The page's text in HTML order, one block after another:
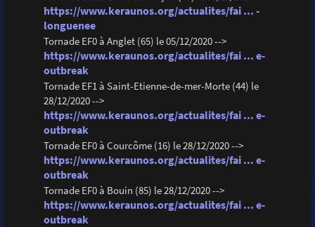
https://www.keraunos.org/actualites/fai ... -
longuenee
Tornade EF0 à Anglet (65) le 05/12/2020 -->
https://www.keraunos.org/actualites/fai ... e-
outbreak
Tornade EF1 à Saint-Etienne-de-mer-Morte (44) le
28/12/2020 -->
https://www.keraunos.org/actualites/fai ... e-
outbreak
Tornade EF0 à Courcôme (16) le 28/12/2020 -->
https://www.keraunos.org/actualites/fai ... e-
outbreak
Tornade EF0 à Bouin (85) le 28/12/2020 -->
https://www.keraunos.org/actualites/fai ... e-
outbreak